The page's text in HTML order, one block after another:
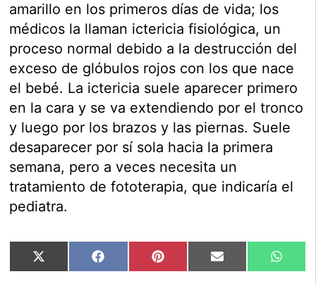
amarillo en los primeros días de vida; los
médicos la llaman ictericia fisiológica, un
proceso normal debido a la destrucción del
exceso de glóbulos rojos con los que nace
el bebé. La ictericia suele aparecer primero
en la cara y se va extendiendo por el tronco
y luego por los brazos y las piernas. Suele
desaparecer por sí sola hacia la primera
semana, pero a veces necesita un
tratamiento de fototerapia, que indicaría el
pediatra.
Compartir
en
X
(Twitter)
Compartir
en
Facebook Compartir
en
Pinterest Compartir
en
Email
en